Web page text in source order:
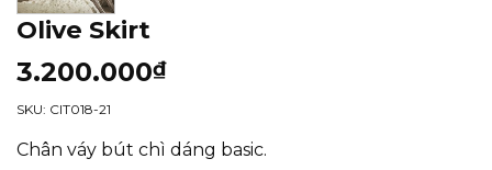
Olive Skirt
3.200.000₫
SKU: CIT018-21
Chân váy bút chì dáng basic.